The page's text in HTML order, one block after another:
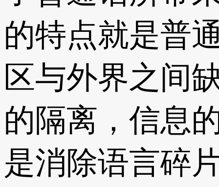
的特点就是普
区与外界之间
的隔离，信息
是消除语言碎